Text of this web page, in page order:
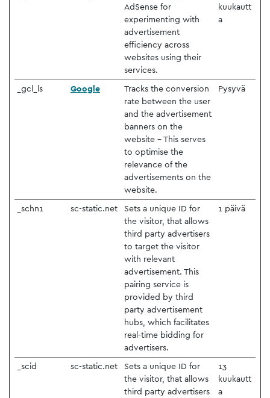
AdSense for
experimenting with
advertisement
efficiency across
websites using their
services.
kuukautt
a
_gcl_ls Google
Tracks the conversion
rate between the user
and the advertisement
banners on the
website - This serves
to optimise the
relevance of the
advertisements on the
website.
Pysyvä
_schn1 sc-static.net
Sets a unique ID for
the visitor, that allows
third party advertisers
to target the visitor
with relevant
advertisement. This
pairing service is
provided by third
party advertisement
hubs, which facilitates
real-time bidding for
advertisers.
1 päivä
_scid sc-static.net
Sets a unique ID for
the visitor, that allows
third party advertisers
13
kuukautt
a